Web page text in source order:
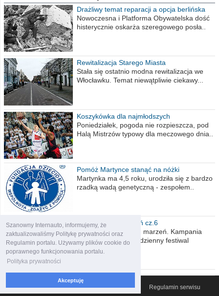
Szanowny Internauto, informujemy, że
zaktualizowaliśmy Politykę prywatności oraz
Regulamin portalu. Używamy plików cookie do
poprawnego funkcjonowania portalu.
Polityka prywatności
Akceptuję
Drażliwy temat reparacji a opcja berlińska
Nowoczesna i Platforma Obywatelska dość
histerycznie oskarża szeregowego posła..
Rewitalizacja Starego Miasta
Stała się ostatnio modna rewitalizacja we
Włocławku. Temat niewątpliwie ciekawy...
Koszykówka dla najmłodszych
Poniedziałek, pogoda nie rozpieszcza, pod
Halą Mistrzów typowy dla meczowego dnia..
Pomóż Martynce stanąć na nóżki
Martynka ma 4,5 roku, urodziła się z bardzo
rzadką wadą genetyczną - zespołem..
Polska moich marzeń cz.6
Nadszedł kres moich marzeń. Kampania
wyborcza czyli niecodzienny festiwal
obietnic,..
© 2007-2026 Włocławski Portal informacyjny Regulamin serwisu